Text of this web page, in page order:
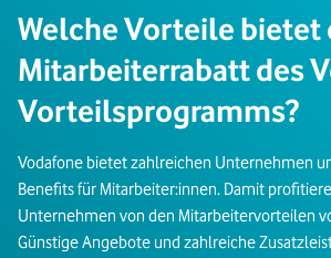
Welche Vorteile bietet
Mitarbeiterrabatt des
Vorteilsprogramms?
Vodafone bietet zahlreichen Unternehmen
Benefits für Mitarbeiter:innen. Damit
Unternehmen von den Mitarbeitervorteilen
Günstige Angebote und zahlreiche